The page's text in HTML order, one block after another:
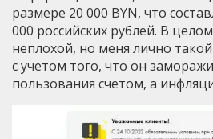
размере 20 000 BYN, что
000 российских рублей. В
неплохой, но меня лично
с учетом того, что он
пользования счетом, а